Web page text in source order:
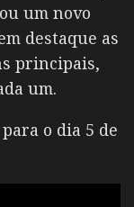
um novo
destaque as
principais,
um.
o dia 5 de